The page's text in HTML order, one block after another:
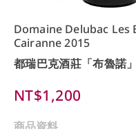
Domaine Delubac Les
Cairanne 2015
都瑞巴克酒莊「布魯諾
NT$1,200